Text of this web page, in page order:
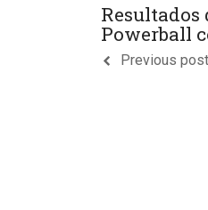
Resultados
Powerball
Previous post